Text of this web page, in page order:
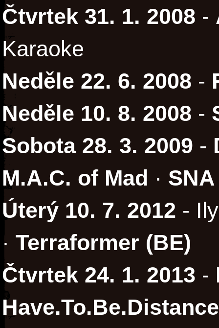
Čtvrtek 31. 1. 2008 -
Karaoke
Neděle 22. 6. 2008 -
Neděle 10. 8. 2008 -
Sobota 28. 3. 2009 -
M.A.C. of Mad ·
Úterý 10. 7. 2012 -
· Terraformer (BE)
Čtvrtek 24. 1. 2013 -